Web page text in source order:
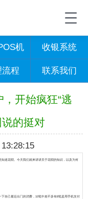
机 收银系统
流程 联系我们
开始疯狂“逃
的挺对
道花呗。今天我们就来讲讲关于花呗的知识，以及为何
自己最近出门的消费，10笔中差不多有8笔是用手机支付